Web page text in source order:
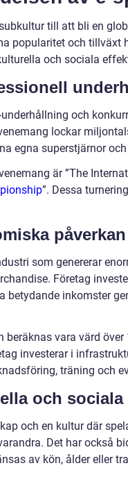
till att bli en
popularitet och
och sociala
och
lockar
egna superstjärnor
är ”The
”. Dessa
påverkan
som genererar
Företag
betydande inkomster
beräknas vara värd
investerar i
träning och
och sociala
och en kultur där
Det har också
av kön, ålder eller